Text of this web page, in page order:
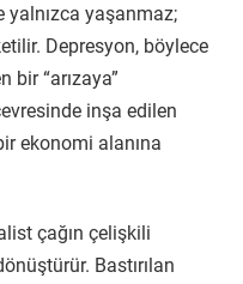
yalnızca yaşanmaz;
Depresyon, böylece
bir “arızaya”
inşa edilen
ekonomi alanına
çağın çelişkili
Bastırılan